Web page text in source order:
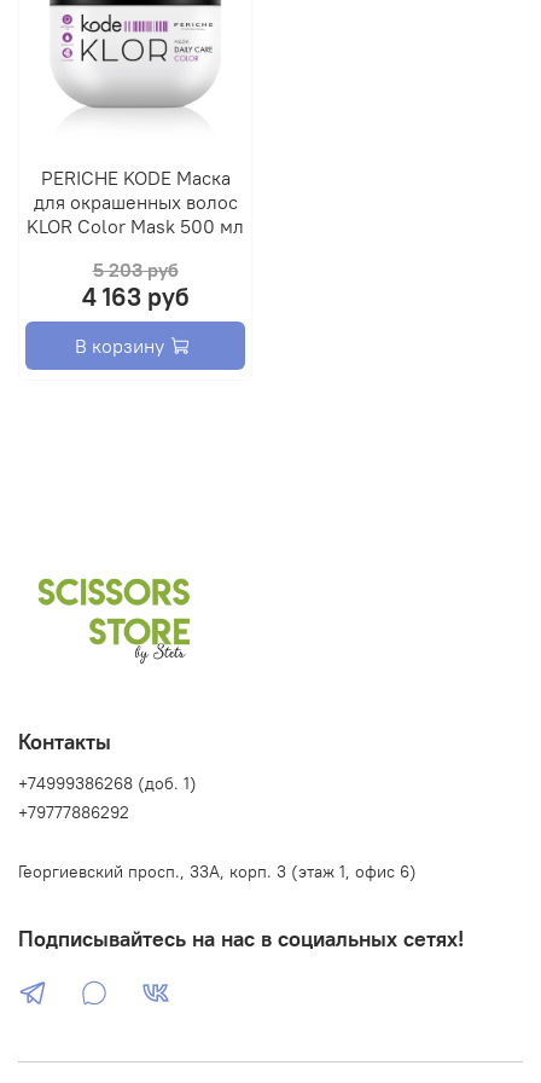
экстракт огурца - освежает и увлажняет волосы,
снимает раздражение кожи головы, облегчает
расчёсывание.
Способ применения:
PERICHE KODE Маска
для окрашенных волос
KLOR Color Mask 500 мл
5 203 руб
4 163 руб
В корзину
Контакты
+74999386268 (доб. 1)
+79777886292
Георгиевский просп., 33А, корп. 3 (этаж 1, офис 6)
Подписывайтесь на нас в социальных сетях!